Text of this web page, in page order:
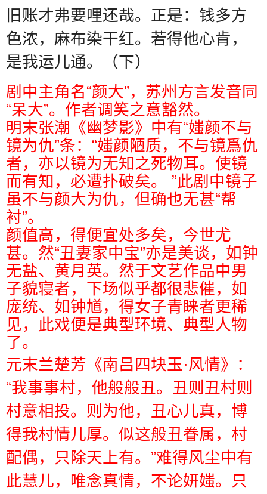
旧账才弗要哩还哉。正是：钱多方
色浓，麻布染干红。若得他心肯，
是我运儿通。（下）
剧中主角名“颜大”，苏州方言发音同
“呆大”。作者调笑之意豁然。
明末张潮《幽梦影》中有“媸颜不与
镜为仇”条：“媸颜陋质，不与镜爲仇
者，亦以镜为无知之死物耳。使镜
而有知，必遭扑破矣。 ”此剧中镜子
虽不与颜大为仇，但确也无甚“帮
衬”。
颜值高，得便宜处多矣，今世尤
甚。然“丑妻家中宝”亦是美谈，如钟
无盐、黄月英。然于文艺作品中男
子貌寝者，下场似乎都很悲催，如
庞统、如钟馗，得女子青睐者更稀
见，此戏便是典型环境、典型人物
了。
元末兰楚芳《南吕四块玉·风情》：
“我事事村，他般般丑。丑则丑村则
村意相投。则为他，丑心儿真，博
得我村情儿厚。似这般丑眷属，村
配偶，只除天上有。”难得风尘中有
此慧儿，唯念真情，不论妍媸。只